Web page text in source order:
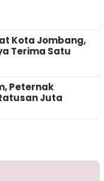
Kota Jombang,
Terima Satu
Peternak
Juta